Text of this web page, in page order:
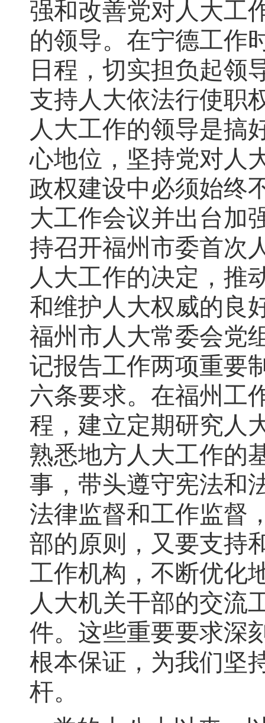
强和改善党对人大工
的领导。在宁德工作
日程，切实担负起领
支持人大依法行使职
人大工作的领导是搞
心地位，坚持党对人
政权建设中必须始终
大工作会议并出台加
持召开福州市委首次
人大工作的决定，推
和维护人大权威的良
福州市人大常委会党
记报告工作两项重要
六条要求。在福州工
程，建立定期研究人
熟悉地方人大工作的
事，带头遵守宪法和
法律监督和工作监督
部的原则，又要支持
工作机构，不断优化
人大机关干部的交流
件。这些重要要求深
根本保证，为我们坚
杆。